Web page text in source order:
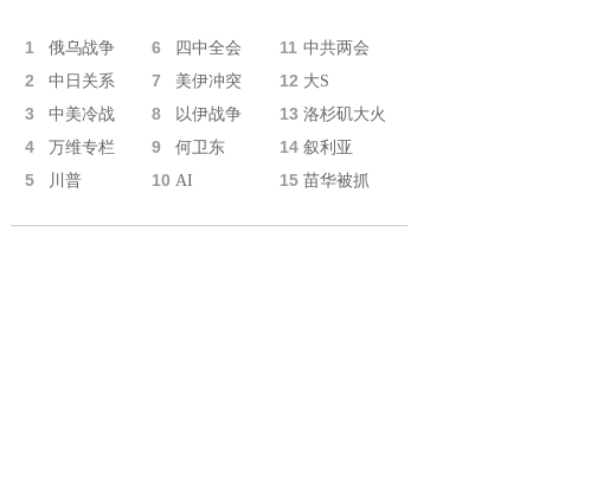
1 俄乌战争 6 四中全会 11 中共两会
2 中日关系 7 美伊冲突 12 大S
3 中美冷战 8 以伊战争 13 洛杉矶大火
4 万维专栏 9 何卫东 14 叙利亚
5 川普 10 AI 15 苗华被抓